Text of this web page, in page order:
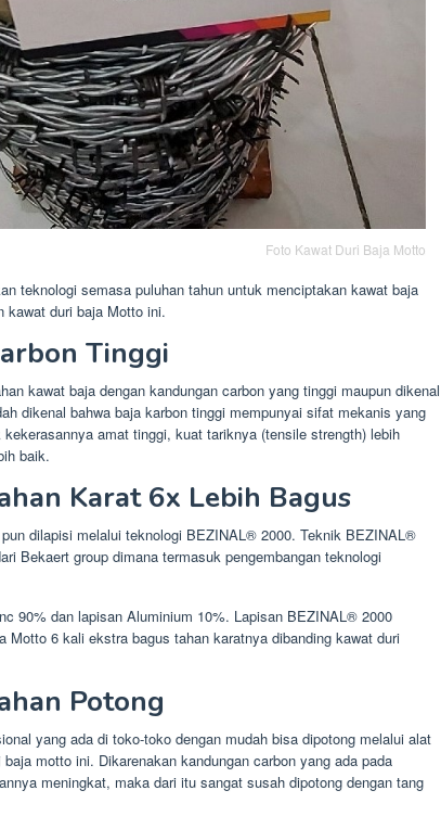
Foto Kawat Duri Baja Motto
teknologi semasa puluhan tahun untuk menciptakan kawat baja
kawat duri baja Motto ini.
Tinggi
kawat baja dengan kandungan carbon yang tinggi maupun dikenal
dikenal bahwa baja karbon tinggi mempunyai sifat mekanis yang
amat tinggi, kuat tariknya (tensile strength) lebih
baik.
Karat 6x Lebih Bagus
dilapisi melalui teknologi BEZINAL® 2000. Teknik BEZINAL®
Bekaert group dimana termasuk pengembangan teknologi
90% dan lapisan Aluminium 10%. Lapisan BEZINAL® 2000
Motto 6 kali ekstra bagus tahan karatnya dibanding kawat duri
Potong
yang ada di toko-toko dengan mudah bisa dipotong melalui alat
motto ini. Dikarenakan kandungan carbon yang ada pada
meningkat, maka dari itu sangat susah dipotong dengan tang